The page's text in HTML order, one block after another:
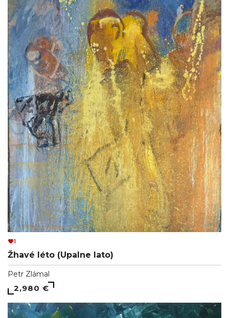
1
Žhavé léto (Upalne lato)
Petr Zlámal
2,980 €